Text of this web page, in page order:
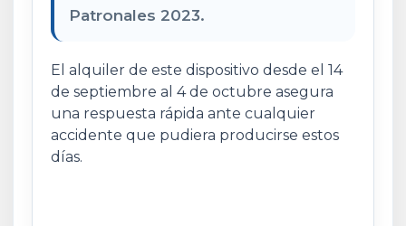
Patronales 2023.
El alquiler de este dispositivo desde el 14
de septiembre al 4 de octubre asegura
una respuesta rápida ante cualquier
accidente que pudiera producirse estos
días.